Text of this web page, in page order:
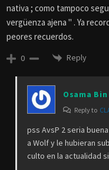
nativa ; como tampoco
vergüenza ajena " . Ya
peores recuerdos.
0 Reply
Osama
Reply to
pss AvsP 2 seria
a Wolf y le hubieran
culto en la actualidad